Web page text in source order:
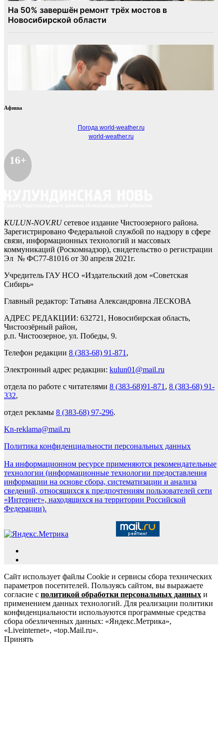
Афиша
Погода world-weather.ru
world-weather.ru
16+
KULUN-NOV.RUсетевое издание Чистоозерного района.
Зарегистрировано Федеральной службой по надзору в сфере
связи, информационных технологий и массовых
коммуникаций (Роскомнадзор), свидетельство о регистрации
Эл № ФС77-81016 от 30 апреля 2021г.
Учредитель ГАУ НСО «Издательский дом «Советская
Сибирь»
Главный редактор: Татьяна Александровна ЛЕСКОВА
АДРЕС РЕДАКЦИИ: 632721, Новосибирская область,
Чистоозёрный район,
р.п. Чистоозерное, ул. Победы, 9.
Телефон редакции 8 (383-68) 91-871 ,
Электронный адрес редакции: kulun01@mail.ru
отдела по работе с читателями 8 (383-68)91-871 , 8 (383-68) 91-
332,
отдел рекламы 8 (383-68) 97-296.
Kn-reklama@mail.ru
Политика конфиденциальности персональных данных
На информационном ресурсе применяются рекомендательные
технологии (информационные технологии предоставления
информации на основе сбора, систематизации и анализа
сведений, относящихся к предпочтениям пользователей сети
«Интернет», находящихся на территории Российской
Федерации).
Сайт использует файлы Cookie и сервисы сбора технических
параметров посетителей. Пользуясь сайтом, вы выражаете
согласие с политикой обработки персональных данных и
применением данных технологий. Для реализации политики
конфиденциальности используются программные средства
сбора обезличенных данных: «Яндекс.Метрика»,
«Liveinternet», «top.Mail.ru».
Принять